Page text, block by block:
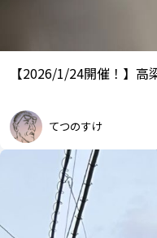
【2026/1/24開催！】
てつのすけ